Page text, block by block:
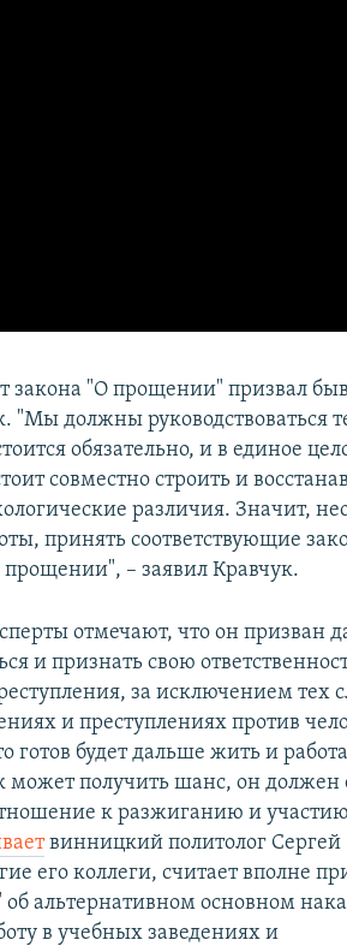
закона "О прощении" призвал
должны руководствоваться
обязательно, и в единое
совместно строить и
различия. Значит,
принять соответствующие
– заявил Кравчук.
отмечают, что он призван
и признать свою
за исключением тех
и преступлениях против
будет дальше жить и
может получить шанс, он должен
к разжиганию и
винницкий политолог Сергей
его коллеги, считает вполне
альтернативном основном
в учебных заведениях и